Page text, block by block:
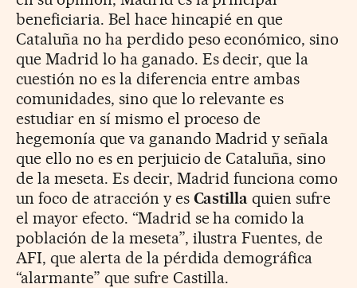
beneficiaria. Bel hace hincapié en que
Cataluña no ha perdido peso económico, sino
que Madrid lo ha ganado. Es decir, que la
cuestión no es la diferencia entre ambas
comunidades, sino que lo relevante es
estudiar en sí mismo el proceso de
hegemonía que va ganando Madrid y señala
que ello no es en perjuicio de Cataluña, sino
de la meseta. Es decir, Madrid funciona como
un foco de atracción y es Castilla quien sufre
el mayor efecto. “Madrid se ha comido la
población de la meseta”, ilustra Fuentes, de
AFI, que alerta de la pérdida demográfica
“alarmante” que sufre Castilla.